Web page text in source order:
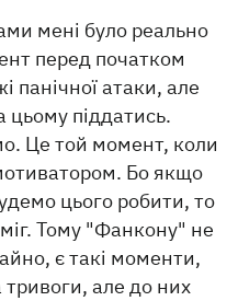
мені було реально
перед початком
панічної атаки, але
піддатись.
Це той момент, коли
Бо якщо
цього робити, то
Тому "Фанкону" не
є такі моменти,
тривоги, але до них